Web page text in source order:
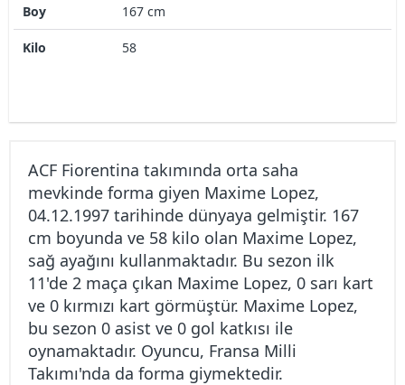
Boy 167 cm
Kilo 58
ACF Fiorentina takımında orta saha
mevkinde forma giyen Maxime Lopez,
04.12.1997 tarihinde dünyaya gelmiştir. 167
cm boyunda ve 58 kilo olan Maxime Lopez,
sağ ayağını kullanmaktadır. Bu sezon ilk
11'de 2 maça çıkan Maxime Lopez, 0 sarı kart
ve 0 kırmızı kart görmüştür. Maxime Lopez,
bu sezon 0 asist ve 0 gol katkısı ile
oynamaktadır. Oyuncu, Fransa Milli
Takımı'nda da forma giymektedir.